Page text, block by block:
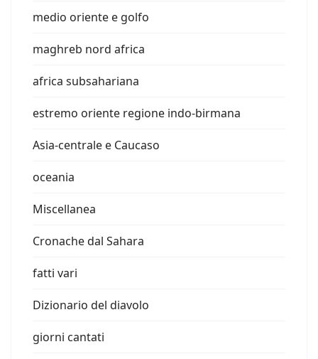
medio oriente e golfo
maghreb nord africa
africa subsahariana
estremo oriente regione indo-birmana
Asia-centrale e Caucaso
oceania
Miscellanea
Cronache dal Sahara
fatti vari
Dizionario del diavolo
giorni cantati